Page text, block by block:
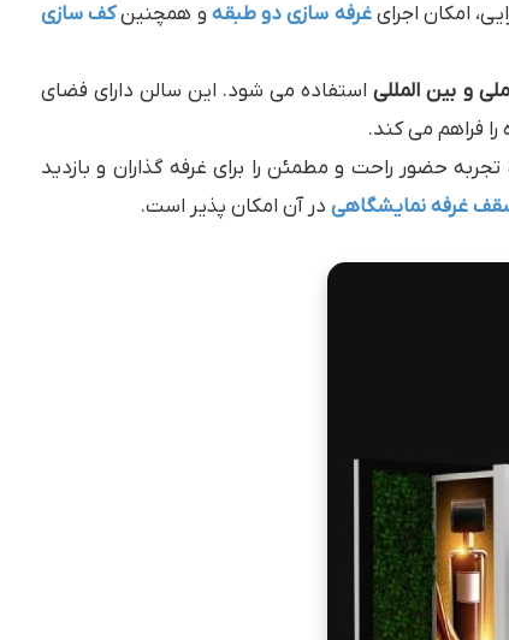
امکان اجرایغرفه سازی دو طبقه و همچنینکف سازی
و بین المللیاستفاده می شود. این سالن دارای فضای
فراهم می کند.
حضور راحت و مطمئن را برای غرفه گذاران و بازدید
غرفه نمایشگاهی در آن امکان پذیر است.